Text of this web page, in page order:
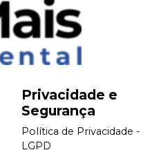
Privacidade e
Segurança
Política de Privacidade -
LGPD